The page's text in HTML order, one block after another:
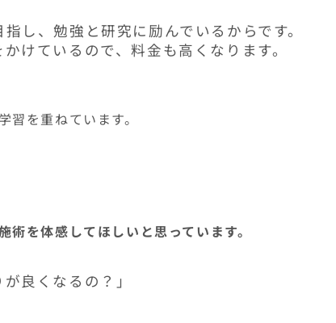
し、勉強と研究に励んでいるからです。
けているので、料金も高くなります。
を重ねています。
を体感してほしいと思っています。
良くなるの？」